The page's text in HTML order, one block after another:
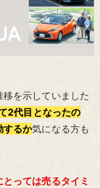
を示していました
2代目となったの
するか気になる方も
っては売るタイミ